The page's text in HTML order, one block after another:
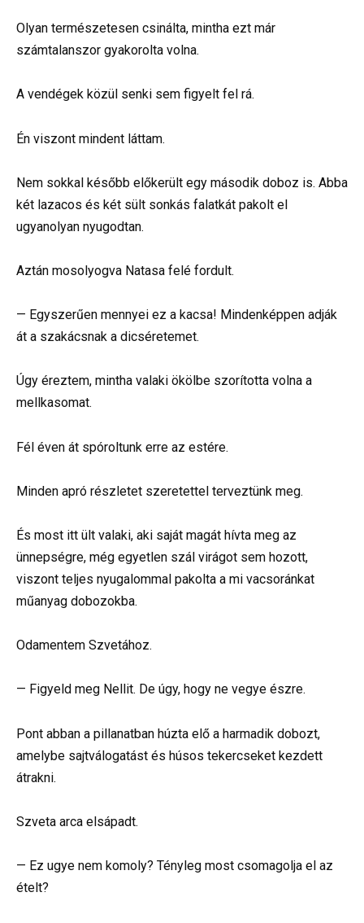
Olyan természetesen csinálta, mintha ezt már
számtalanszor gyakorolta volna.
A vendégek közül senki sem figyelt fel rá.
Én viszont mindent láttam.
Nem sokkal később előkerült egy második doboz is. Abba
két lazacos és két sült sonkás falatkát pakolt el
ugyanolyan nyugodtan.
Aztán mosolyogva Natasa felé fordult.
— Egyszerűen mennyei ez a kacsa! Mindenképpen adják
át a szakácsnak a dicséretemet.
Úgy éreztem, mintha valaki ökölbe szorította volna a
mellkasomat.
Fél éven át spóroltunk erre az estére.
Minden apró részletet szeretettel terveztünk meg.
És most itt ült valaki, aki saját magát hívta meg az
ünnepségre, még egyetlen szál virágot sem hozott,
viszont teljes nyugalommal pakolta a mi vacsoránkat
műanyag dobozokba.
Odamentem Szvetához.
— Figyeld meg Nellit. De úgy, hogy ne vegye észre.
Pont abban a pillanatban húzta elő a harmadik dobozt,
amelybe sajtválogatást és húsos tekercseket kezdett
átrakni.
Szveta arca elsápadt.
— Ez ugye nem komoly? Tényleg most csomagolja el az
ételt?